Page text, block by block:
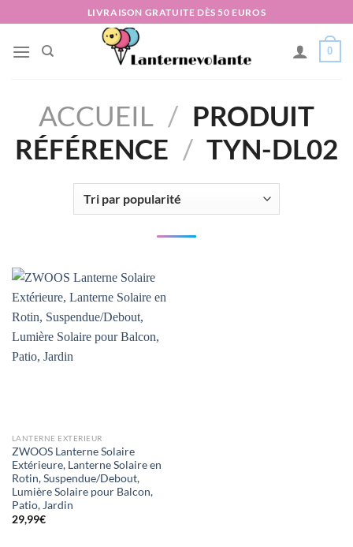
au
contenu
LIVRAISON GRATUITE DÈS 50 EUROS
0
ACCUEIL / PRODUIT
RÉFÉRENCE / ‎TYN-DL02
LANTERNE EXTERIEUR
ZWOOS Lanterne Solaire
Extérieure, Lanterne Solaire en
Rotin, Suspendue/Debout,
Lumière Solaire pour Balcon,
Patio, Jardin
29,99€